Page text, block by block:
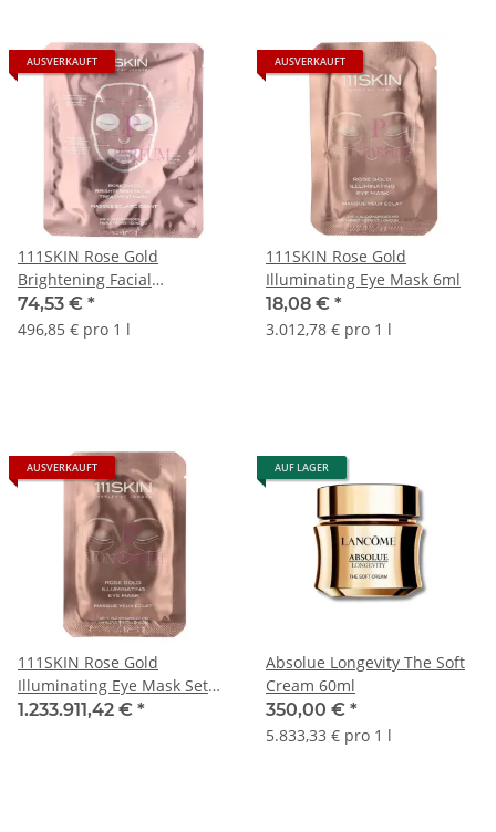
AUSVERKAUFT
111SKIN Rose Gold
Brightening Facial
Treatment Mask Set 150ml
74,53 € *
496,85 € pro 1 l
AUSVERKAUFT
111SKIN Rose Gold
Illuminating Eye Mask 6ml
18,08 € *
3.012,78 € pro 1 l
AUSVERKAUFT
111SKIN Rose Gold
Illuminating Eye Mask Set
48ml
1.233.911,42 € *
AUF LAGER
Absolue Longevity The Soft
Cream 60ml
350,00 € *
5.833,33 € pro 1 l